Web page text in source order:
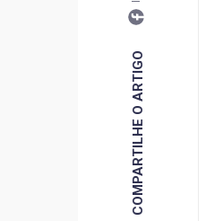
COMPARTILHE O ARTIGO